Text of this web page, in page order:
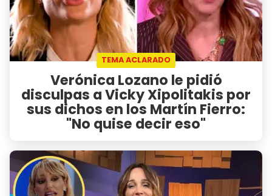
TEMA ACLARADO
Verónica Lozano le pidió
disculpas a Vicky Xipolitakis por
sus dichos en los Martín Fierro:
"No quise decir eso"